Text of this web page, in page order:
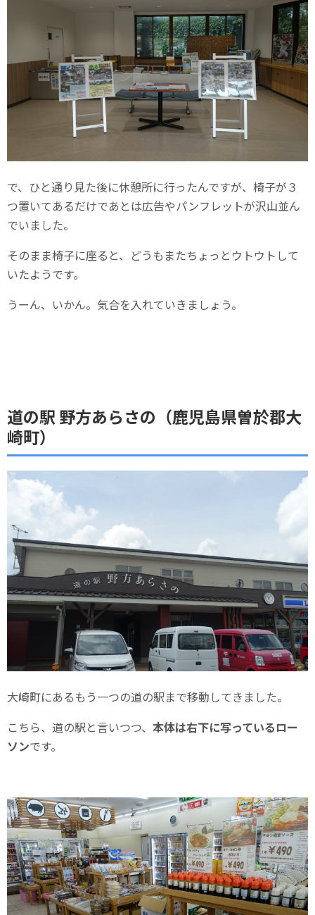
で、ひと通り見た後に休憩所に行ったんですが、椅子が３
つ置いてあるだけであとは広告やパンフレットが沢山並ん
でいました。
そのまま椅子に座ると、どうもまたちょっとウトウトして
いたようです。
うーん、いかん。気合を入れていきましょう。
道の駅 野方あらさの（鹿児島県曽於郡大
崎町）
大崎町にあるもう一つの道の駅まで移動してきました。
こちら、道の駅と言いつつ、 本体は右下に写っているロー
ソンです。